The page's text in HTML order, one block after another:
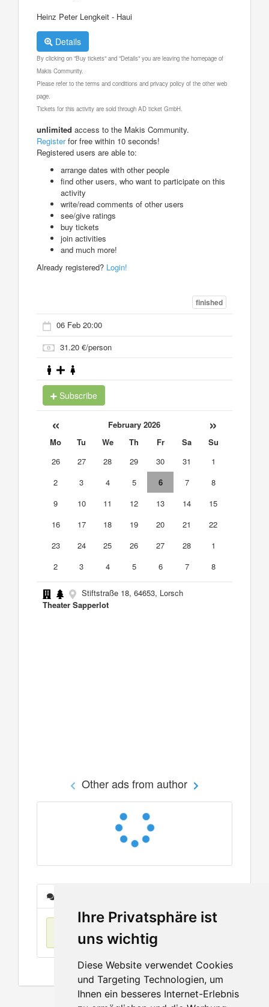
Ihre Privatsphäre ist
uns wichtig
Diese Website verwendet Cookies
und Targeting Technologien, um
Ihnen ein besseres Internet-Erlebnis
Heinz Peter Lengkeit - Haui
Details
By clicking on "Buy tickets" and "Details" you are leaving the homepage of
Makis Community.
Please refer to the terms and conditions and privacy policy of the other web
page.
Tickets for this activity are sold through AD ticket GmbH.
unlimited access to the Makis Community.
Registerfor free within 10 seconds!
Registered users are able to:
arrange dates with other people
find other users, who want to participate on this
activity
write/read comments of other users
see/give ratings
buy tickets
join activities
and much more!
Already registered? Login!
finished
06 Feb 20:00
31.20 €/person
Subscribe
« February 2026 »
Mo Tu We Th Fr Sa
Su
26
27 28 29 30 31
1
2
3 4 5 6 7
8
9
10 11 12 13 14
15
16
17 18 19 20 21
22
23
24 25 26 27 28
1
2
3 4 5 6 7 8
Stiftstraße 18, 64653, Lorsch
Theater Sapperlot
Other ads from author
No items found